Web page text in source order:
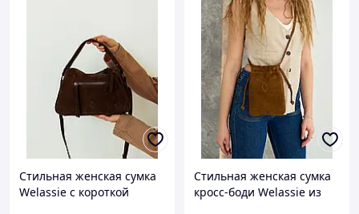
Стильная женская сумка
Welassie с короткой
Стильная женская сумка
кросс-боди Welassie из